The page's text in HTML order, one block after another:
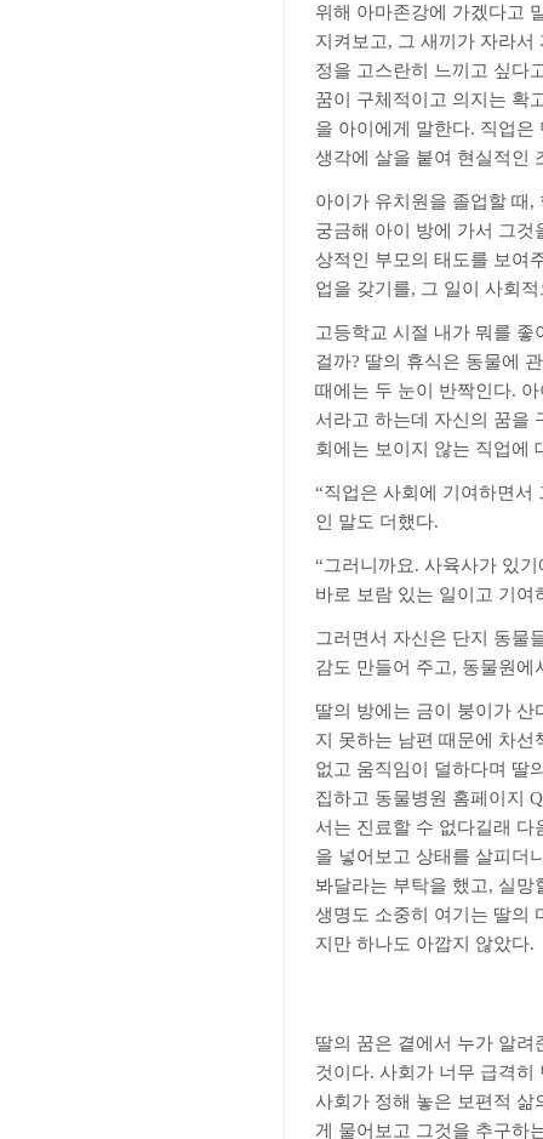
위해 아마존강에 가겠다고
지켜보고, 그 새끼가 자라서
정을 고스란히 느끼고 싶다
꿈이 구체적이고 의지는 확
을 아이에게 말한다. 직업은
생각에 살을 붙여 현실적인
아이가 유치원을 졸업할 때 ,
궁금해 아이 방에 가서 그것
상적인 부모의 태도를 보여
업을 갖기를, 그 일이 사회
고등학교 시절 내가 뭐를
걸까? 딸의 휴식은 동물에
때에는 두 눈이 반짝인다.
서라고 하는데 자신의 꿈을
회에는 보이지 않는 직업에
“직업은 사회에 기여하면서
인 말도 더했다.
“그러니까요. 사육사가 있
바로 보람 있는 일이고 기여
그러면서 자신은 단지 동물
감도 만들어 주고, 동물원에
딸의 방에는 금이 붕이가 산
지 못하는 남편 때문에 차
없고 움직임이 덜하다며 딸
집하고 동물병원 홈페이지
서는 진료할 수 없다길래 다
을 넣어보고 상태를 살피더
봐달라는 부탁을 했고, 실망
생명도 소중히 여기는 딸의
지만 하나도 아깝지 않았다.
딸의 꿈은 곁에서 누가 알려
것이다. 사회가 너무 급격히
사회가 정해 놓은 보편적 삶
게 물어보고 그것을 추구하